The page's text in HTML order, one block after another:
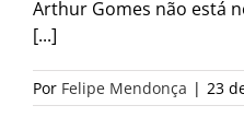
Arthur Gomes não está
[...]
Por Felipe Mendonça | 23